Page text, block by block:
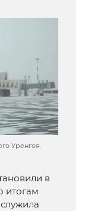
Уренгоя.
в
итогам